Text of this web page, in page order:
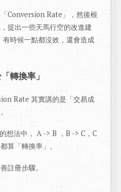
Conversion Rate」，然後根
提出一些天馬行空的改進建
時候一點都沒效，還會造成
轉換率」
Rate 其實講的是「交易成
想法中， A -> B ，B -> C，C
算「轉換率」。
註冊步驟。